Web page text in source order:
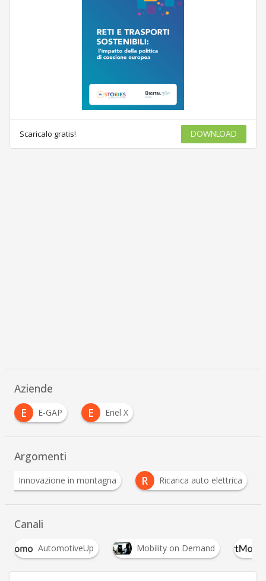
Scaricalo gratis! DOWNLOAD
Aziende
E
E-GAP E Enel X
Argomenti
I
Innovazione in montagna R Ricarica auto elettrica
Canali
Mobility on Demand Smart Mobility